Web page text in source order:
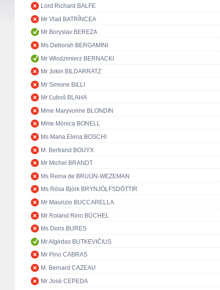
Lord Richard BALFE
Mr Vlad BATRÎNCEA
Mr Boryslav BEREZA
Ms Deborah BERGAMINI
Mr Włodzimierz BERNACKI
Mr Jokin BILDARRATZ
Mr Simone BILLI
Mr Ľuboš BLAHA
Mme Maryvonne BLONDIN
Mme Mònica BONELL
Ms Maria Elena BOSCHI
M. Bertrand BOUYX
Mr Michel BRANDT
Ms Reina de BRUIJN-WEZEMAN
Ms Rósa Björk BRYNJÓLFSDÓTTIR
Mr Maurizio BUCCARELLA
Mr Roland Rino BÜCHEL
Ms Doris BURES
Mr Algirdas BUTKEVIČIUS
Mr Pino CABRAS
M. Bernard CAZEAU
Mr José CEPEDA